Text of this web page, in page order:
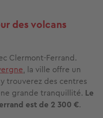
des volcans
Clermont-Ferrand.
, la ville offre un
trouverez des centres
grande tranquillité. Le
est de 2 300 €.